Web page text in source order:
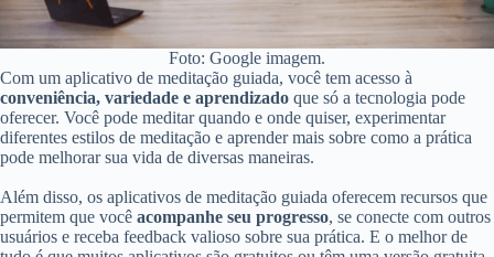
Foto: Google imagem.
Com um aplicativo de meditação guiada, você tem acesso à
conveniência, variedade e aprendizado que só a tecnologia pode
oferecer. Você pode meditar quando e onde quiser, experimentar
diferentes estilos de meditação e aprender mais sobre como a prática
pode melhorar sua vida de diversas maneiras.
Além disso, os aplicativos de meditação guiada oferecem recursos que
permitem que você acompanhe seu progresso, se conecte com outros
usuários e receba feedback valioso sobre sua prática. E o melhor de